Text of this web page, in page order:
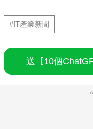
#IT產業新聞
送【10個